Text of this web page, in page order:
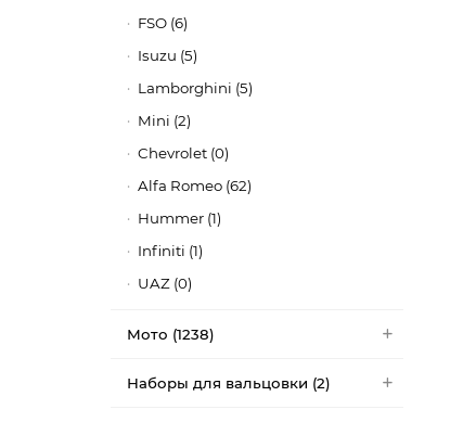
FSO (6)
Isuzu (5)
Lamborghini (5)
Mini (2)
Chevrolet (0)
Alfa Romeo (62)
Hummer (1)
Infiniti (1)
UAZ (0)
Мото (1238)
Наборы для вальцовки (2)